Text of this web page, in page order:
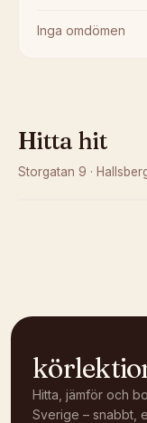
Inga omdömen
Hitta hit
Storgatan 9 ·
Hitta, jämför och
Sverige – snabbt,